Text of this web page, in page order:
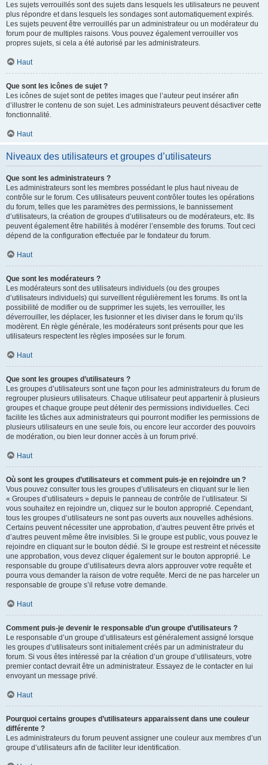
Les sujets verrouillés sont des sujets dans lesquels les utilisateurs ne peuvent
plus répondre et dans lesquels les sondages sont automatiquement expirés.
Les sujets peuvent être verrouillés par un administrateur ou un modérateur du
forum pour de multiples raisons. Vous pouvez également verrouiller vos
propres sujets, si cela a été autorisé par les administrateurs.
Haut
Que sont les icônes de sujet ?
Les icônes de sujet sont de petites images que l’auteur peut insérer afin
d’illustrer le contenu de son sujet. Les administrateurs peuvent désactiver cette
fonctionnalité.
Haut
Niveaux des utilisateurs et groupes d’utilisateurs
Que sont les administrateurs ?
Les administrateurs sont les membres possédant le plus haut niveau de
contrôle sur le forum. Ces utilisateurs peuvent contrôler toutes les opérations
du forum, telles que les paramètres des permissions, le bannissement
d’utilisateurs, la création de groupes d’utilisateurs ou de modérateurs, etc. Ils
peuvent également être habilités à modérer l’ensemble des forums. Tout ceci
dépend de la configuration effectuée par le fondateur du forum.
Haut
Que sont les modérateurs ?
Les modérateurs sont des utilisateurs individuels (ou des groupes
d’utilisateurs individuels) qui surveillent régulièrement les forums. Ils ont la
possibilité de modifier ou de supprimer les sujets, les verrouiller, les
déverrouiller, les déplacer, les fusionner et les diviser dans le forum qu’ils
modèrent. En règle générale, les modérateurs sont présents pour que les
utilisateurs respectent les règles imposées sur le forum.
Haut
Que sont les groupes d’utilisateurs ?
Les groupes d’utilisateurs sont une façon pour les administrateurs du forum de
regrouper plusieurs utilisateurs. Chaque utilisateur peut appartenir à plusieurs
groupes et chaque groupe peut détenir des permissions individuelles. Ceci
facilite les tâches aux administrateurs qui pourront modifier les permissions de
plusieurs utilisateurs en une seule fois, ou encore leur accorder des pouvoirs
de modération, ou bien leur donner accès à un forum privé.
Haut
Où sont les groupes d’utilisateurs et comment puis-je en rejoindre un ?
Vous pouvez consulter tous les groupes d’utilisateurs en cliquant sur le lien
« Groupes d’utilisateurs » depuis le panneau de contrôle de l’utilisateur. Si
vous souhaitez en rejoindre un, cliquez sur le bouton approprié. Cependant,
tous les groupes d’utilisateurs ne sont pas ouverts aux nouvelles adhésions.
Certains peuvent nécessiter une approbation, d’autres peuvent être privés et
d’autres peuvent même être invisibles. Si le groupe est public, vous pouvez le
rejoindre en cliquant sur le bouton dédié. Si le groupe est restreint et nécessite
une approbation, vous devez cliquer également sur le bouton approprié. Le
responsable du groupe d’utilisateurs devra alors approuver votre requête et
pourra vous demander la raison de votre requête. Merci de ne pas harceler un
responsable de groupe s’il refuse votre demande.
Haut
Comment puis-je devenir le responsable d’un groupe d’utilisateurs ?
Le responsable d’un groupe d’utilisateurs est généralement assigné lorsque
les groupes d’utilisateurs sont initialement créés par un administrateur du
forum. Si vous êtes intéressé par la création d’un groupe d’utilisateurs, votre
premier contact devrait être un administrateur. Essayez de le contacter en lui
envoyant un message privé.
Haut
Pourquoi certains groupes d’utilisateurs apparaissent dans une couleur
différente ?
Les administrateurs du forum peuvent assigner une couleur aux membres d’un
groupe d’utilisateurs afin de faciliter leur identification.